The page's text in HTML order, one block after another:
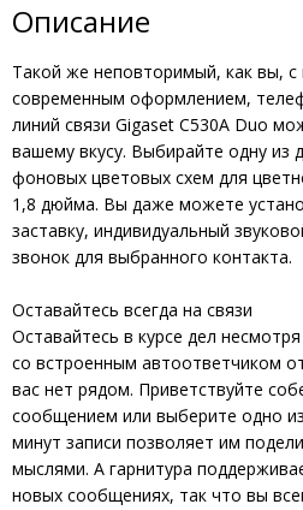
Описание
Такой же неповторимый, как вы,
современным оформлением,
линий связи Gigaset C530A Duo
вашему вкусу. Выбирайте одну из
фоновых цветовых схем для
1,8 дюйма. Вы даже можете
заставку, индивидуальный
звонок для выбранного контакта.
Оставайтесь всегда на связи
Оставайтесь в курсе дел
со встроенным автоответчиком
вас нет рядом. Приветствуйте
сообщением или выберите одно
минут записи позволяет им
мыслями. А гарнитура
новых сообщениях, так что вы